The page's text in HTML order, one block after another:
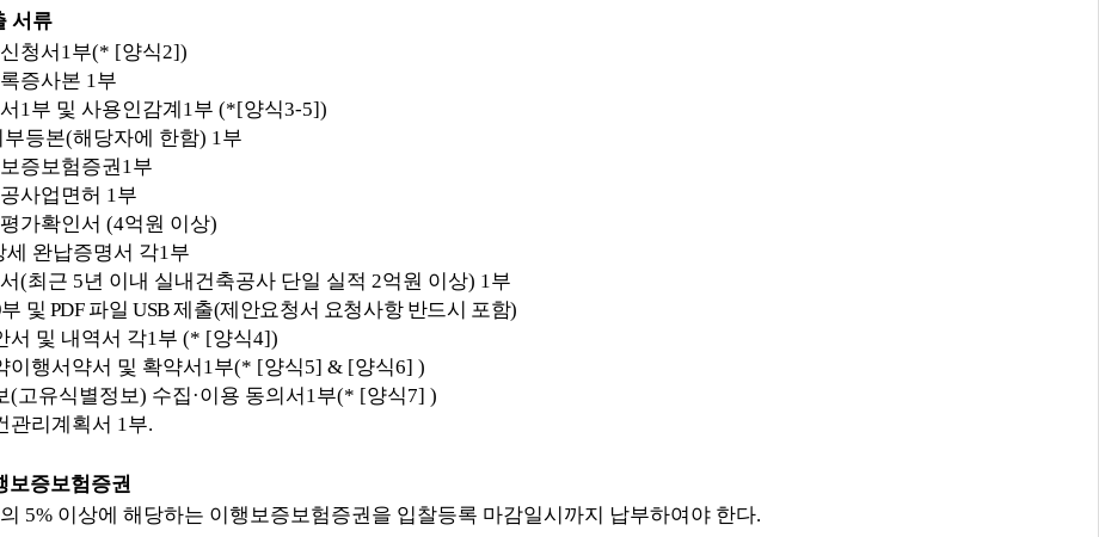
서류
청서 1부(* [양식2])
증사본 1부
1부 및 사용인감계 1부 (*[양식3-5])
부등본(해당자에 한함) 1부
증보험증권1부
사업면허 1부
가확인서 (4억원 이상)
세 완납증명서 각1부
(최근 5년 이내 실내건축공사 단일 실적 2억원 이상) 1부
부 및 PDF 파일USB제출(제안요청서 요청사항 반드시 포함)
서 및 내역서 각1부 (* [양식4])
이행서약서 및 확약서 1부(* [양식5] & [양식6] )
(고유식별정보) 수집 ·이용 동의서 1부(* [양식7] )
관리계획서 1부.
보증보험증권
5% 이상에 해당하는 이행보증보험증권을 입찰등록 마감일시까지 납부하여야 한다.